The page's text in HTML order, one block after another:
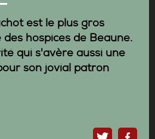
est le plus gros
hospices de Beaune.
qui s'avère aussi une
son jovial patron